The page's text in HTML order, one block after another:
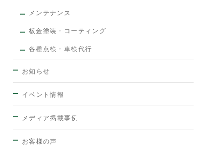
メンテナンス
板金塗装・コーティング
各種点検・車検代行
お知らせ
イベント情報
メディア掲載事例
お客様の声